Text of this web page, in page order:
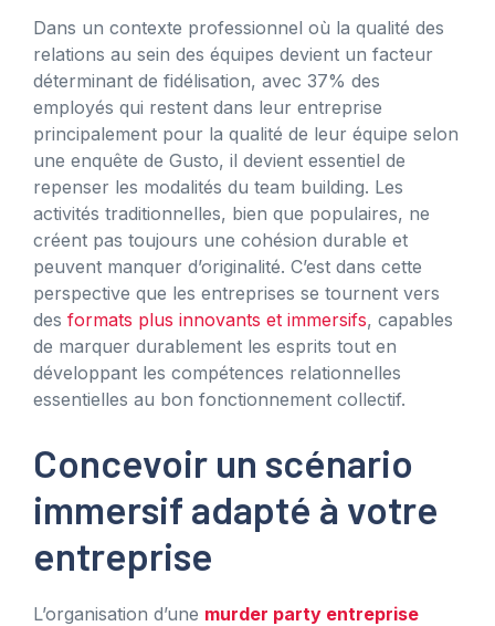
Dans un contexte professionnel où la qualité des
relations au sein des équipes devient un facteur
déterminant de fidélisation, avec 37% des
employés qui restent dans leur entreprise
principalement pour la qualité de leur équipe selon
une enquête de Gusto, il devient essentiel de
repenser les modalités du team building. Les
activités traditionnelles, bien que populaires, ne
créent pas toujours une cohésion durable et
peuvent manquer d’originalité. C’est dans cette
perspective que les entreprises se tournent vers
des formats plus innovants et immersifs, capables
de marquer durablement les esprits tout en
développant les compétences relationnelles
essentielles au bon fonctionnement collectif.
Concevoir un scénario
immersif adapté à votre
entreprise
L’organisation d’une murder party entreprise